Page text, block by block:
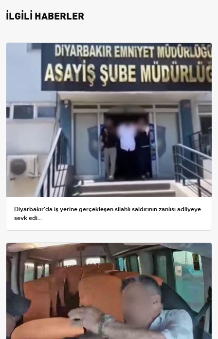
İLGİLİ HABERLER
Diyarbakır'da iş yerine gerçekleşen silahlı saldırının zanlısı adliyeye
sevk edi...